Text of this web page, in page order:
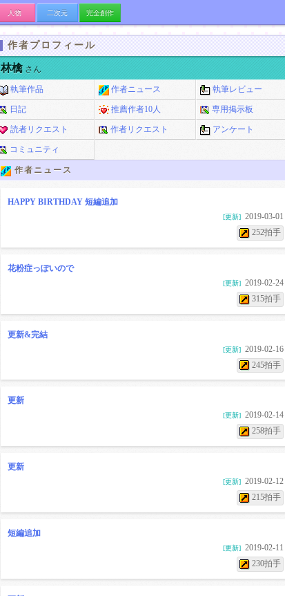
人物 二次元 完全創作
作者プロフィール
林檎 さん
執筆作品 作者ニュース 執筆レビュー
日記 推薦作者10人 専用掲示板
読者リクエスト 作者リクエスト アンケート
コミュニティ
作者ニュース
HAPPY BIRTHDAY 短編追加
[更新] 2019-03-01
252拍手
花粉症っぽいので
[更新] 2019-02-24
315拍手
更新&完結
[更新] 2019-02-16
245拍手
更新
[更新] 2019-02-14
258拍手
更新
[更新] 2019-02-12
215拍手
短編追加
[更新] 2019-02-11
230拍手